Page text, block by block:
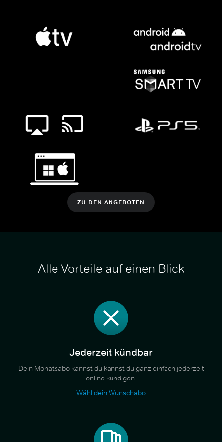
ZU DEN ANGEBOTEN
Alle Vorteile auf einen Blick
Jederzeit kündbar
Dein Monatsabo kannst du kannst du ganz einfach jederzeit
online kündigen.
Wähl dein Wunschabo